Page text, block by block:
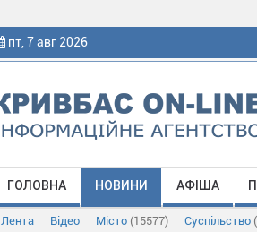
пт, 7 авг 2026
ГОЛОВНА НОВИНИ АФІША
Лента Відео Місто (15577) Суспільство